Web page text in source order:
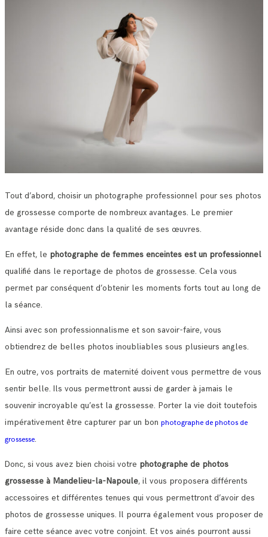
Tout d’abord, choisir un photographe professionnel pour ses photos
de grossesse comporte de nombreux avantages. Le premier
avantage réside donc dans la qualité de ses œuvres.
En effet, le photographe de femmes enceintes est un professionnel
qualifié dans le reportage de photos de grossesse. Cela vous
permet par conséquent d’obtenir les moments forts tout au long de
la séance.
Ainsi avec son professionnalisme et son savoir-faire, vous
obtiendrez de belles photos inoubliables sous plusieurs angles.
En outre, vos portraits de maternité doivent vous permettre de vous
sentir belle. Ils vous permettront aussi de garder à jamais le
souvenir incroyable qu’est la grossesse. Porter la vie doit toutefois
impérativement être capturer par un bon photographe de photos de
grossesse.
Donc, si vous avez bien choisi votre photographe de photos
grossesse à Mandelieu-la-Napoule, il vous proposera différents
accessoires et différentes tenues qui vous permettront d’avoir des
photos de grossesse uniques. Il pourra également vous proposer de
faire cette séance avec votre conjoint. Et vos ainés pourront aussi